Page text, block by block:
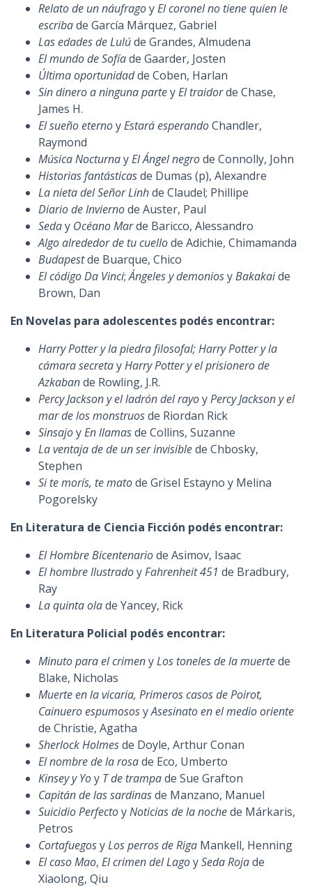
Relato de un náufragoyEl coronel no tiene quien le
escribade García Márquez, Gabriel
Las edades de Lulúde Grandes, Almudena
El mundo de Sofíade Gaarder, Josten
Última oportunidadde Coben, Harlan
Sin dinero a ninguna parteyEl traidorde Chase,
James H.
El sueño eternoyEstará esperandoChandler,
Raymond
Música NocturnayEl Ángel negrode Connolly, John
Historias fantásticasde Dumas (p), Alexandre
La nieta del Señor Linhde Claudel; Phillipe
Diario de Inviernode Auster, Paul
Seday Océano Marde Baricco, Alessandro
Algo alrededor de tu cuellode Adichie, Chimamanda
Budapestde Buarque, Chico
El código Da Vinci;Ángeles y demoniosyBakakaide
Brown, Dan
En Novelas para adolescentes podés encontrar:
Harry Potter y la piedra filosofal; Harry Potter y la
cámara secretayHarry Potter y el prisionero de
Azkabande Rowling, J.R.
Percy Jackson y el ladrón del rayoyPercy Jackson y el
mar de los monstruosde Riordan Rick
SinsajoyEn llamasde Collins, Suzanne
La ventaja de de un ser invisiblede Chbosky,
Stephen
Si te morís, te matode Grisel Estayno y Melina
Pogorelsky
En Literatura de Ciencia Ficción podés encontrar:
El Hombre Bicentenariode Asimov, Isaac
El hombre IlustradoyFahrenheit 451 de Bradbury,
Ray
La quinta olade Yancey, Rick
En Literatura Policial podés encontrar:
Minuto para el crimenyLos toneles de la muertede
Blake, Nicholas
Muerte en la vicaria, Primeros casos de Poirot,
Cainuero espumososyAsesinato en el medio oriente
de Christie, Agatha
Sherlock Holmesde Doyle, Arthur Conan
El nombre de la rosade Eco, Umberto
Kinsey y Yoy T de trampade Sue Grafton
Capitán de las sardinasde Manzano, Manuel
Suicidio PerfectoyNoticias de la nochede Márkaris,
Petros
CortafuegosyLos perros de Riga Mankell, Henning
El caso Mao, El crimen del LagoySeda Rojade
Xiaolong, Qiu